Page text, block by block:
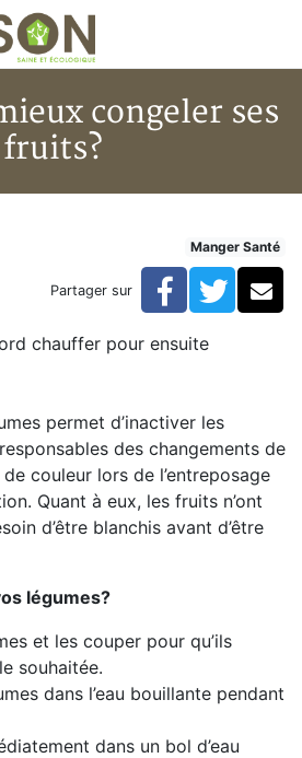
congeler ses
ses légumes et fruits?
congelerManger Santé
Partager sur Facebook
chauffer pour ensuite
permet d’inactiver les
des changements de
couleur lors de l’entreposage
Quant à eux, les fruits n’ont
d’être blanchis avant d’être
légumes?
et les couper pour qu’ils
souhaitée.
dans l’eau bouillante pendant
dans un bol d’eau